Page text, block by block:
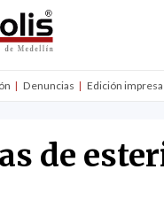
Denuncias Edición impresa
de